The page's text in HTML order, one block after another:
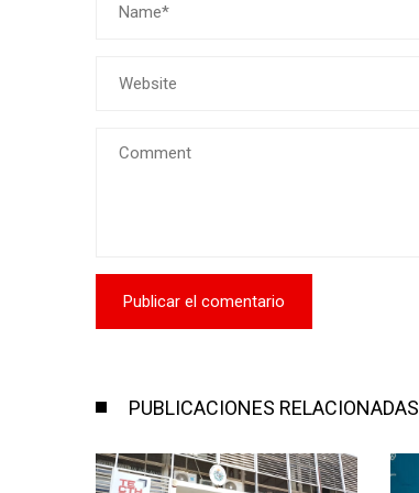
PUBLICACIONES RELACIONADAS